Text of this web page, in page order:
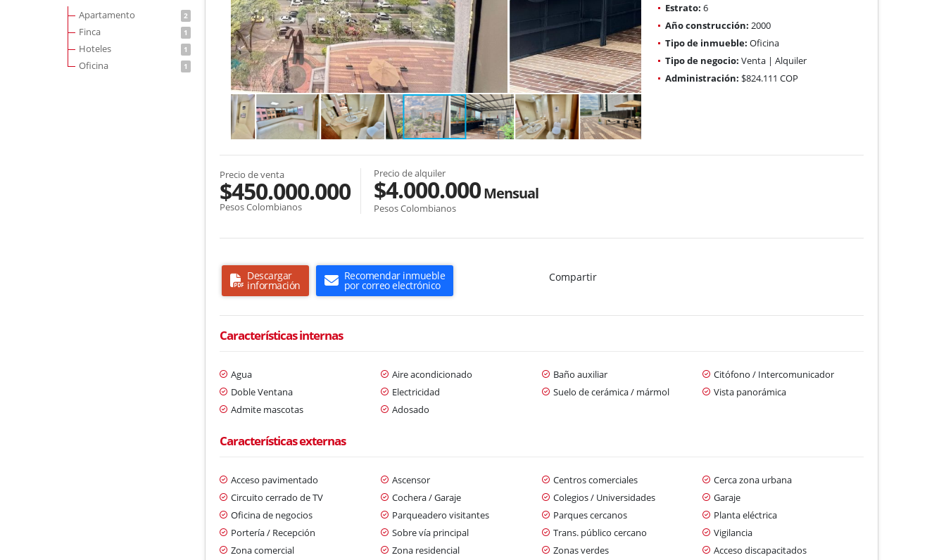
Apartamento 2
Finca 1
Hoteles 1
Oficina 1
Estrato: 6
Año construcción: 2000
Tipo de inmueble: Oficina
Tipo de negocio: Venta | Alquiler
Administración: $824.111 COP
Precio de venta
$450.000.000
Pesos Colombianos
Precio de alquiler
$4.000.000Mensual
Pesos Colombianos
Descargar
información
Recomendar inmueble
por correo electrónico
Compartir
Características internas
Agua Aire acondicionado Baño auxiliar
Citófono / Intercomunicador
Doble Ventana
Electricidad Suelo de cerámica / mármol
Vista panorámica
Admite mascotas
Adosado
Características externas
Acceso pavimentado Ascensor Centros comerciales
Cerca zona urbana
Circuito cerrado de TV
Cochera / Garaje Colegios / Universidades
Garaje
Oficina de negocios
Parqueadero visitantes Parques cercanos
Planta eléctrica
Portería / Recepción
Sobre vía principal Trans. público cercano
Vigilancia
Zona comercial
Zona residencial Zonas verdes Acceso discapacitados